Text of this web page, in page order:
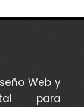
Web y
para